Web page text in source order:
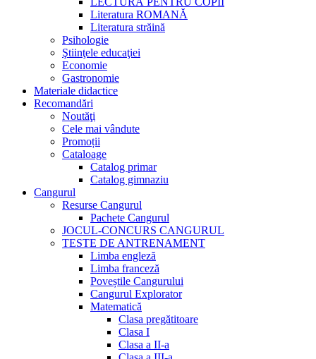
Literatura ROMANĂ
Literatura străină
Psihologie
Ştiinţele educaţiei
Economie
Gastronomie
Materiale didactice
Recomandări
Noutăţi
Cele mai vândute
Promoții
Cataloage
Catalog primar
Catalog gimnaziu
Cangurul
Resurse Cangurul
Pachete Cangurul
JOCUL-CONCURS CANGURUL
TESTE DE ANTRENAMENT
Limba engleză
Limba franceză
Poveștile Cangurului
Cangurul Explorator
Matematică
Clasa pregătitoare
Clasa I
Clasa a II-a